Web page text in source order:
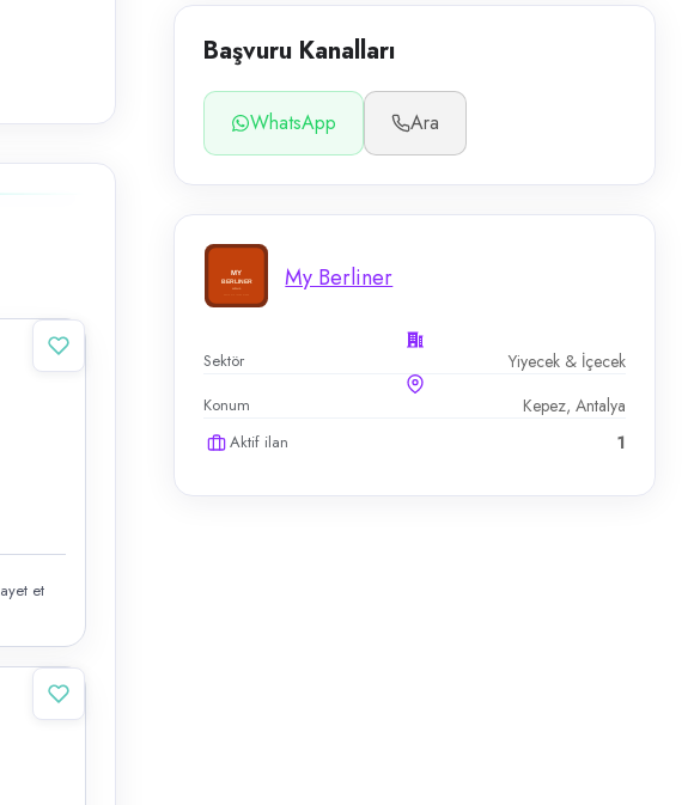
Başvuru Kanalları
WhatsApp Ara
My Berliner
Sektör Yiyecek & İçecek
Konum Kepez, Antalya
Aktif ilan 1
et